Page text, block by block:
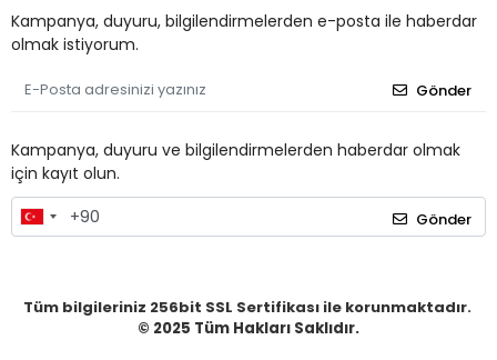
Kampanya, duyuru, bilgilendirmelerden e-posta ile haberdar
olmak istiyorum.
Gönder
Kampanya, duyuru ve bilgilendirmelerden haberdar olmak
için kayıt olun.
Gönder
Tüm bilgileriniz 256bit SSL Sertifikası ile korunmaktadır.
© 2025 Tüm Hakları Saklıdır.